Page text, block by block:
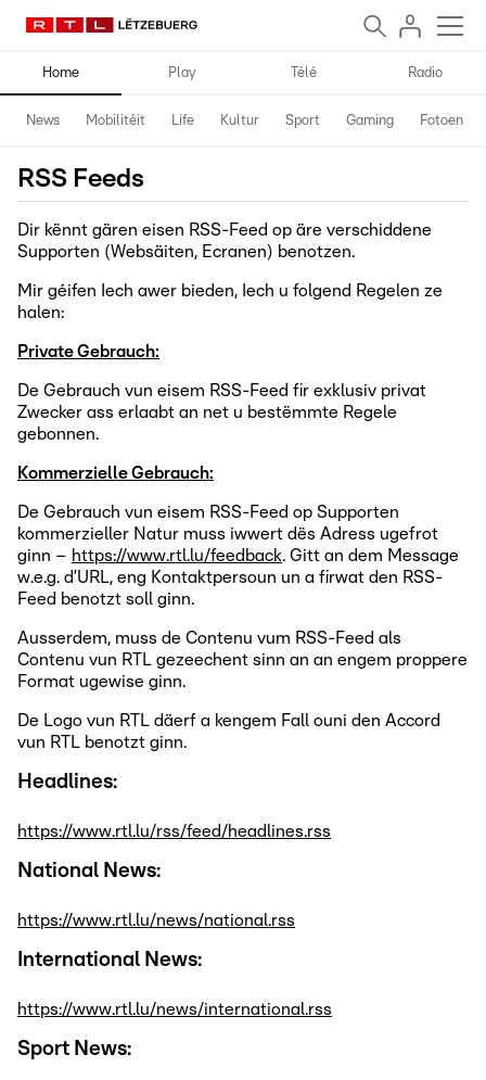
Home Play Télé Radio
News Mobilitéit Life Kultur Sport Gaming Fotoen
RSS Feeds
Dir kënnt gären eisen RSS-Feed op äre verschiddene
Supporten (Websäiten, Ecranen) benotzen.
Mir géifen Iech awer bieden, Iech u folgend Regelen ze
halen:
Private Gebrauch:
De Gebrauch vun eisem RSS-Feed fir exklusiv privat
Zwecker ass erlaabt an net u bestëmmte Regele
gebonnen.
Kommerzielle Gebrauch:
De Gebrauch vun eisem RSS-Feed op Supporten
kommerzieller Natur muss iwwert dës Adress ugefrot
ginn – https://www.rtl.lu/feedback. Gitt an dem Message
w.e.g. d’URL, eng Kontaktpersoun un a firwat den RSS-
Feed benotzt soll ginn.
Ausserdem, muss de Contenu vum RSS-Feed als
Contenu vun RTL gezeechent sinn an an engem proppere
Format ugewise ginn.
De Logo vun RTL däerf a kengem Fall ouni den Accord
vun RTL benotzt ginn.
Headlines:
https://www.rtl.lu/rss/feed/headlines.rss
National News:
https://www.rtl.lu/news/national.rss
International News:
https://www.rtl.lu/news/international.rss
Sport News: